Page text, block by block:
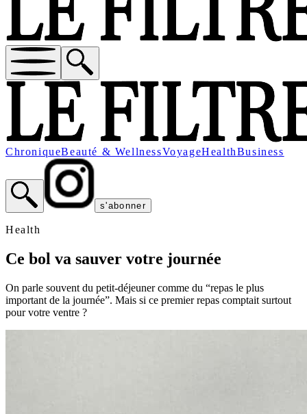
ChroniqueBeauté & WellnessVoyageHealthBusiness
s'abonner
Health
Ce bol va sauver votre journée
On parle souvent du petit-déjeuner comme du “repas le plus
important de la journée”. Mais si ce premier repas comptait surtout
pour votre ventre ?